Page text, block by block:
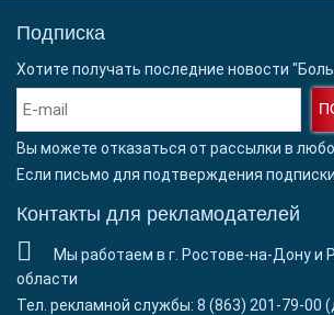
Подписка
Хотите получать последние новости
Вы можете отказаться от рассылки в
Если письмо для подтверждения подписки
Контакты для рекламодателей
Мы работаем в г. Ростове-на-Дону и
области
Тел. рекламной службы: 8 (863) 201-79-00